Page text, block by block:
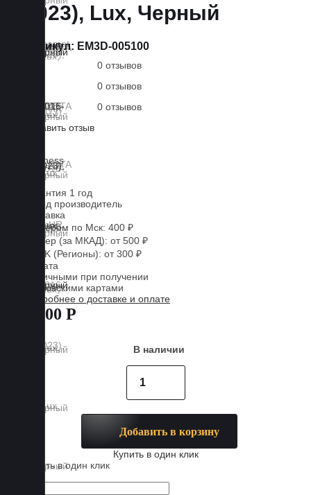
2023), Lux, Черный
Артикул: EM3D-005100
0 отзывов
0 отзывов
0 отзывов
Оставить отзыв
Business
Гарантия 1 год
Завод производитель
Доставка
Курьером по Мск: 400 ₽
Курьер (за МКАД): от 500 ₽
CDEK (Регионы): от 300 ₽
Оплата
Наличными при получении
Банковскими картами
Подробнее о доставке и оплате
7 800 Р
В наличии
Добавить в корзину
Купить в один клик
Купить в один клик